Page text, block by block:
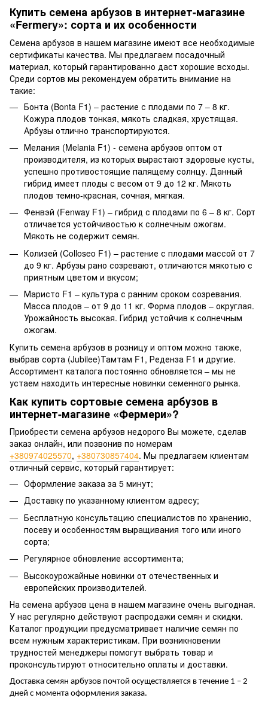
Купить семена арбузов в интернет-магазине
«Fermery»: сорта и их особенности
Семена арбузов в нашем магазине имеют все необходимые
сертификаты качества. Мы предлагаем посадочный
материал, который гарантированно даст хорошие всходы.
Среди сортов мы рекомендуем обратить внимание на
такие:
Бонта (Bonta F1) – растение с плодами по 7 – 8 кг.
Кожура плодов тонкая, мякоть сладкая, хрустящая.
Арбузы отлично транспортируются.
Мелания (Melania F1) - семена арбузов оптом от
производителя, из которых вырастают здоровые кусты,
успешно противостоящие палящему солнцу. Данный
гибрид имеет плоды с весом от 9 до 12 кг. Мякоть
плодов темно-красная, сочная, мягкая.
Фенвэй (Fenway F1) – гибрид с плодами по 6 – 8 кг. Сорт
отличается устойчивостью к солнечным ожогам.
Мякоть не содержит семян.
Колизей (Colloseo F1) – растение с плодами массой от 7
до 9 кг. Арбузы рано созревают, отличаются мякотью с
приятным цветом и вкусом;
Маристо F1 – культура с ранним сроком созревания.
Масса плодов – от 9 до 11 кг. Форма плодов – округлая.
Урожайность высокая. Гибрид устойчив к солнечным
ожогам.
Купить семена арбузов в розницу и оптом можно также,
выбрав сорта (Jubilee)Тамтам F1, Реденза F1 и другие.
Ассортимент каталога постоянно обновляется – мы не
устаем находить интересные новинки семенного рынка.
Как купить сортовые семена арбузов в
интернет-магазине «Фермери»?
Приобрести семена арбузов недорого Вы можете, сделав
заказ онлайн, или позвонив по номерам
+380974025570, +380730857404. Мы предлагаем клиентам
отличный сервис, который гарантирует:
Оформление заказа за 5 минут;
Доставку по указанному клиентом адресу;
Бесплатную консультацию специалистов по хранению,
посеву и особенностям выращивания того или иного
сорта;
Регулярное обновление ассортимента;
Высокоурожайные новинки от отечественных и
европейских производителей.
На семена арбузов цена в нашем магазине очень выгодная.
У нас регулярно действуют распродажи семян и скидки.
Каталог продукции предусматривает наличие семян по
всем нужным характеристикам. При возникновении
трудностей менеджеры помогут выбрать товар и
проконсультируют относительно оплаты и доставки.
Доставка семян арбузов почтой осуществляется в течение 1 – 2
дней с момента оформления заказа.